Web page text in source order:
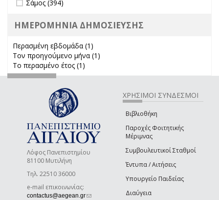
Σάμος (394)
ΗΜΕΡΟΜΗΝΙΑ ΔΗΜΟΣΙΕΥΣΗΣ
Περασμένη εβδομάδα (1)
Τον προηγούμενο μήνα (1)
Το περασμένο έτος (1)
Λόφος Πανεπιστημίου
81100 Μυτιλήνη
Τηλ. 22510 36000
e-mail επικοινωνίας:
contactus@aegean.gr(link sends e-mail)
ΧΡΗΣΙΜΟΙ ΣΥΝΔΕΣΜΟΙ
Βιβλιοθήκη
Παροχές Φοιτητικής
Μέριμνας
Συμβουλευτικοί Σταθμοί
Έντυπα / Αιτήσεις
Υπουργείο Παιδείας
Διαύγεια